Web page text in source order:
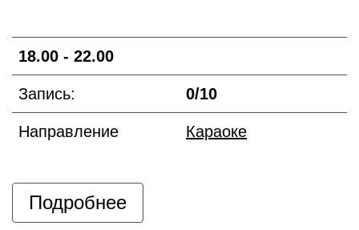
18.00 - 22.00
Запись: 0/10
Направление Караоке
Подробнее